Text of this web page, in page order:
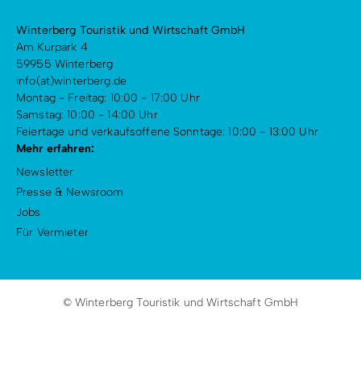
Winterberg Touristik und Wirtschaft GmbH
Am Kurpark 4
59955 Winterberg
info(at)winterberg.de
Montag - Freitag: 10:00 - 17:00 Uhr
Samstag: 10:00 - 14:00 Uhr
Feiertage und verkaufsoffene Sonntage: 10:00 - 13:00 Uhr
Mehr erfahren:
Newsletter
Presse & Newsroom
Jobs
Für Vermieter
© Winterberg Touristik und Wirtschaft GmbH